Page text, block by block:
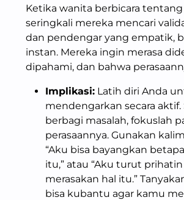
Ketika wanita berbicara tentang
seringkali mereka mencari
dan pendengar yang empatik,
instan. Mereka ingin merasa
dipahami, dan bahwa
Implikasi: Latih diri Anda
mendengarkan secara aktif.
berbagi masalah, fokuslah
perasaannya. Gunakan
“Aku bisa bayangkan
itu,” atau “Aku turut
merasakan hal itu.”
bisa kubantu agar kamu